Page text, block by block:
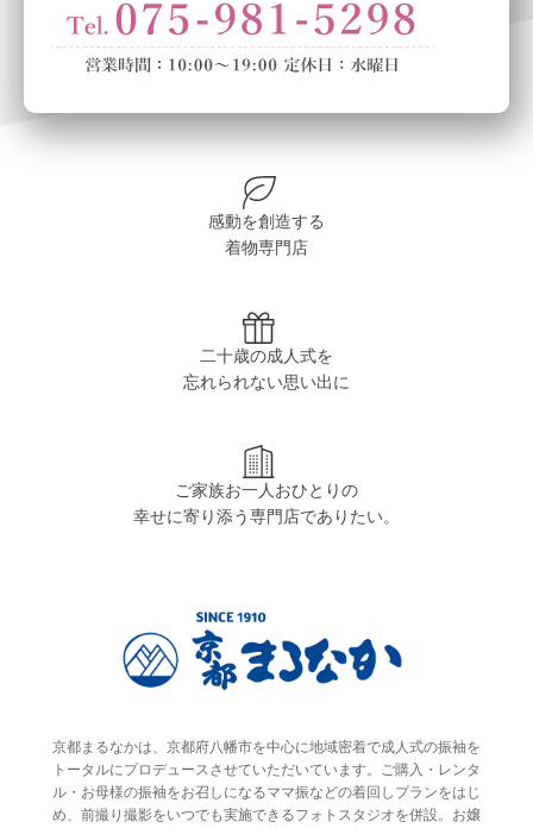
感動を創造する
着物専門店
二十歳の成人式を
忘れられない思い出に
ご家族お一人おひとりの
幸せに寄り添う専門店でありたい。
京都まるなかは、京都府八幡市を中心に地域密着で成人式の振袖を
トータルにプロデュースさせていただいています。ご購入・レンタ
ル・お母様の振袖をお召しになるママ振などの着回しプランをはじ
め、前撮り撮影をいつでも実施できるフォトスタジオを併設。お嬢